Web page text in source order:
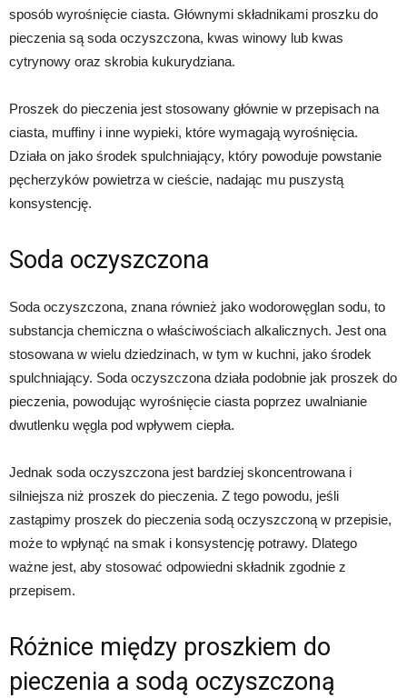
sposób wyrośnięcie ciasta. Głównymi składnikami proszku do
pieczenia są soda oczyszczona, kwas winowy lub kwas
cytrynowy oraz skrobia kukurydziana.
Proszek do pieczenia jest stosowany głównie w przepisach na
ciasta, muffiny i inne wypieki, które wymagają wyrośnięcia.
Działa on jako środek spulchniający, który powoduje powstanie
pęcherzyków powietrza w cieście, nadając mu puszystą
konsystencję.
Soda oczyszczona
Soda oczyszczona, znana również jako wodorowęglan sodu, to
substancja chemiczna o właściwościach alkalicznych. Jest ona
stosowana w wielu dziedzinach, w tym w kuchni, jako środek
spulchniający. Soda oczyszczona działa podobnie jak proszek do
pieczenia, powodując wyrośnięcie ciasta poprzez uwalnianie
dwutlenku węgla pod wpływem ciepła.
Jednak soda oczyszczona jest bardziej skoncentrowana i
silniejsza niż proszek do pieczenia. Z tego powodu, jeśli
zastąpimy proszek do pieczenia sodą oczyszczoną w przepisie,
może to wpłynąć na smak i konsystencję potrawy. Dlatego
ważne jest, aby stosować odpowiedni składnik zgodnie z
przepisem.
Różnice między proszkiem do
pieczenia a sodą oczyszczoną